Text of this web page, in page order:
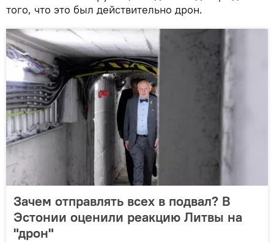
того, что это был действительно дрон.
Зачем отправлять всех в подвал? В
Эстонии оценили реакцию Литвы на
"дрон"